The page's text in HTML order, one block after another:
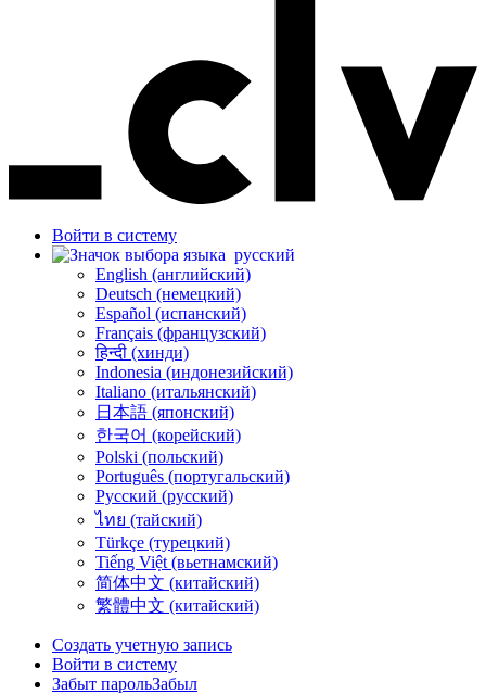
Войти в систему
русский
English (английский)
Deutsch (немецкий)
Español (испанский)
Français (французский)
हिन्दी (хинди)
Indonesia (индонезийский)
Italiano (итальянский)
日本語 (японский)
한국어 (корейский)
Polski (польский)
Português (португальский)
Русский (русский)
ไทย (тайский)
Türkçe (турецкий)
Tiếng Việt (вьетнамский)
简体中文 (китайский)
繁體中文 (китайский)
Создать учетную запись
Войти в систему
Забыт парольЗабыл